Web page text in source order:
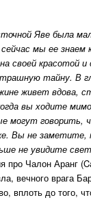
Яве была
мы ее знаем
своей красотой и
тайну. В
живет вдова,
вы ходите
могут говорить,
Вы не заметите,
не увидите
про Чалон Аранг
вечного врага
вплоть до того,